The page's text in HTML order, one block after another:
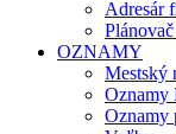
Adresár
OZNAMY
Mestský
Oznamy
Oznamy